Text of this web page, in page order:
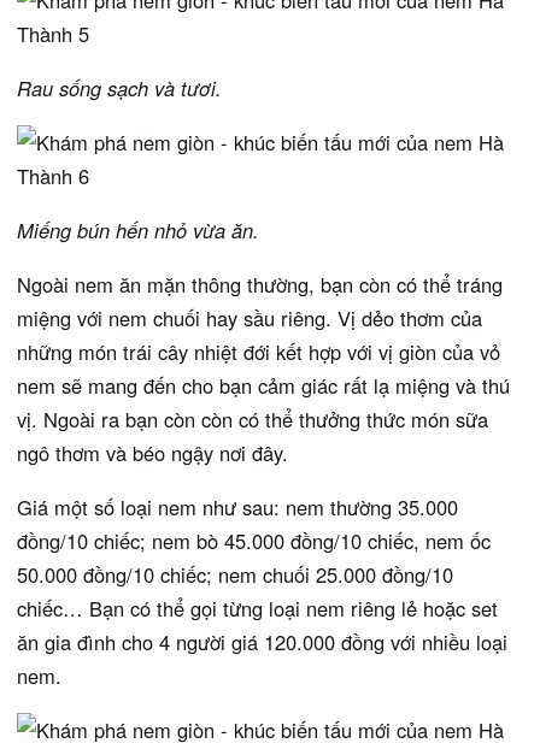
Rau sống sạch và tươi.
Miếng bún hến nhỏ vừa ăn.
Ngoài nem ăn mặn thông thường, bạn còn có thể tráng
miệng với nem chuối hay sầu riêng. Vị dẻo thơm của
những món trái cây nhiệt đới kết hợp với vị giòn của vỏ
nem sẽ mang đến cho bạn cảm giác rất lạ miệng và thú
vị. Ngoài ra bạn còn còn có thể thưởng thức món sữa
ngô thơm và béo ngậy nơi đây.
Giá một số loại nem như sau: nem thường 35.000
đồng/10 chiếc; nem bò 45.000 đồng/10 chiếc, nem ốc
50.000 đồng/10 chiếc; nem chuối 25.000 đồng/10
chiếc… Bạn có thể gọi từng loại nem riêng lẻ hoặc set
ăn gia đình cho 4 người giá 120.000 đồng với nhiều loại
nem.